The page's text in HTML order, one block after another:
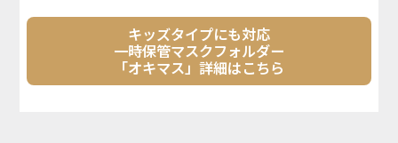
キッズタイプにも対応
一時保管マスクフォルダー
「オキマス」詳細はこちら